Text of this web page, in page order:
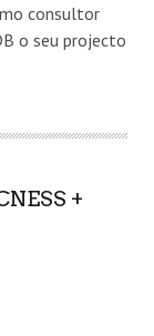
consultor
o seu projecto
+